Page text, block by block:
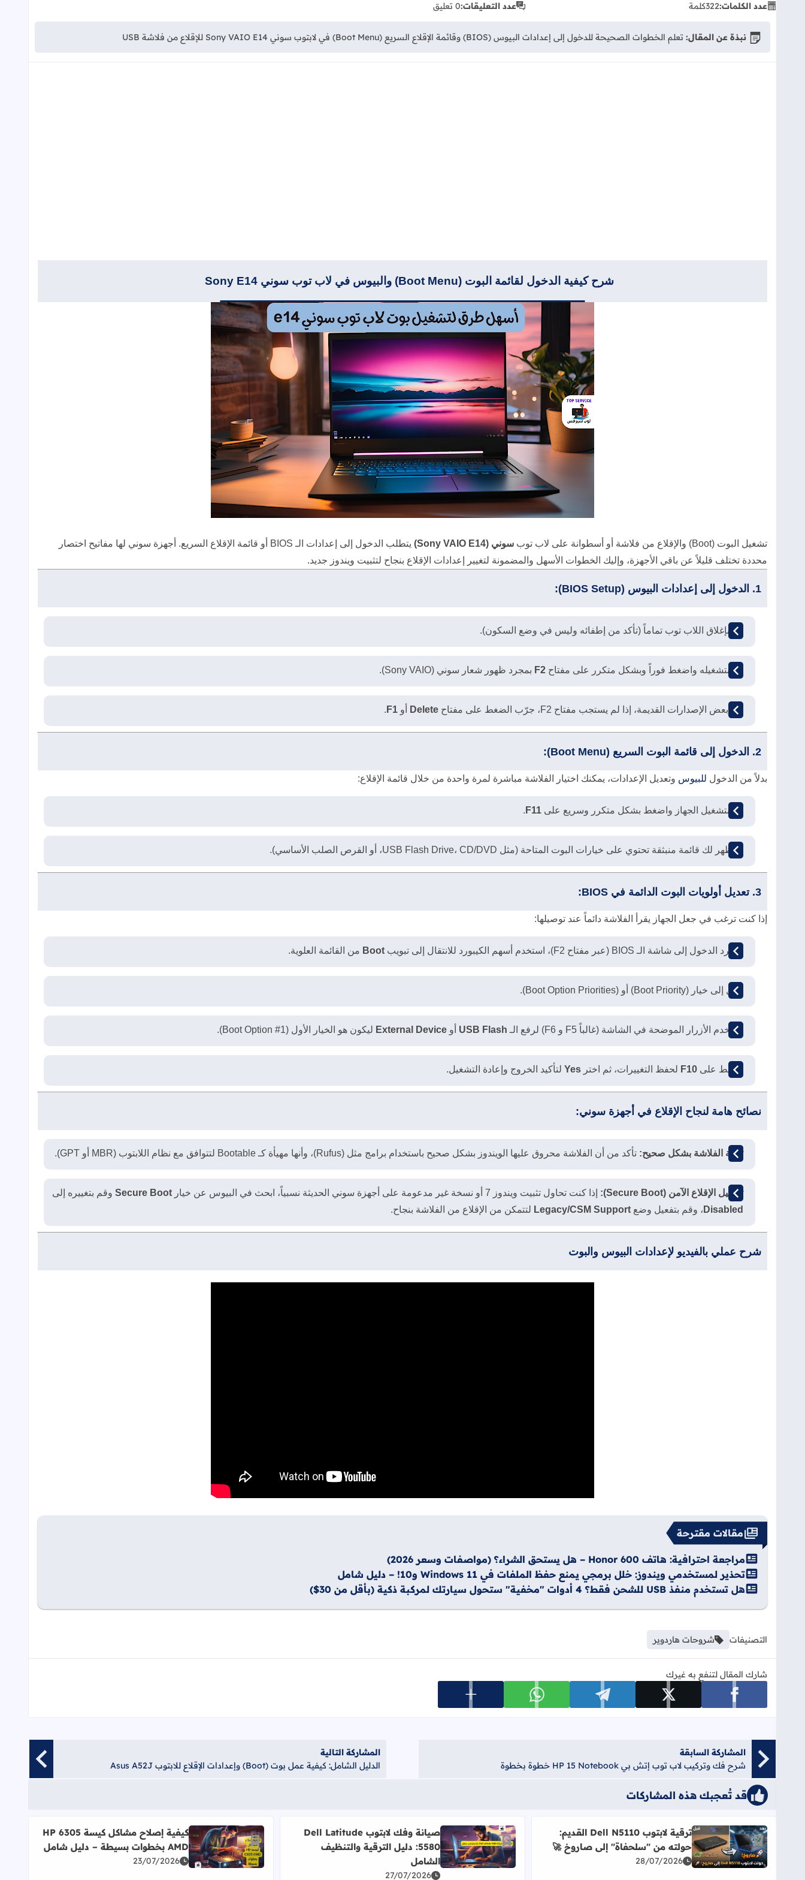
عدد الكلمات:322كلمة عدد التعليقات:0 تعليق
نبذة عن المقال: تعلم الخطوات الصحيحة للدخول إلى إعدادات البيوس (BIOS) وقائمة الإقلاع السريع (Boot Menu) في لابتوب سوني Sony VAIO E14 للإقلاع من فلاشة USB
شرح كيفية الدخول لقائمة البوت (Boot Menu) والبيوس في لاب توب سوني Sony E14
تشغيل البوت (Boot) والإقلاع من فلاشة أو أسطوانة على لاب توب سوني (Sony VAIO E14)
يتطلب الدخول إلى إعدادات الـ BIOS أو قائمة الإقلاع السريع. أجهزة سوني لها مفاتيح اختصار
محددة تختلف قليلاً عن باقي الأجهزة، وإليك الخطوات الأسهل والمضمونة لتغيير إعدادات الإقلاع بنجاح لتثبيت ويندوز جديد.
1. الدخول إلى إعدادات البيوس (BIOS Setup):
قم بإغلاق اللاب توب تماماً (تأكد من إطفائه وليس في وضع السكون).
قم بتشغيله واضغط فوراً وبشكل متكرر على مفتاح F2 بمجرد ظهور شعار سوني (Sony VAIO).
في بعض الإصدارات القديمة، إذا لم يستجب مفتاح F2، جرّب الضغط على مفتاح Delete أو F1
.
2. الدخول إلى قائمة البوت السريع (Boot Menu):
بدلاً من الدخول للبيوس وتعديل الإعدادات، يمكنك اختيار الفلاشة مباشرة لمرة واحدة من خلال قائمة الإقلاع:
قم بتشغيل الجهاز واضغط بشكل متكرر وسريع على F11
.
ستظهر لك قائمة منبثقة تحتوي على خيارات البوت المتاحة (مثل USB Flash Drive، CD/DVD، أو القرص الصلب الأساسي).
3. تعديل أولويات البوت الدائمة في BIOS:
إذا كنت ترغب في جعل الجهاز يقرأ الفلاشة دائماً عند توصيلها:
بمجرد الدخول إلى شاشة الـ BIOS (عبر مفتاح F2)، استخدم أسهم الكيبورد للانتقال إلى تبويب Boot من القائمة العلوية.
انزل إلى خيار (Boot Priority) أو (Boot Option Priorities).
استخدم الأزرار الموضحة في الشاشة (غالباً F5 و F6) لرفع الـ USB Flash أو External Device ليكون هو الخيار الأول (Boot Option #1).
اضغط على F10 لحفظ التغييرات، ثم اختر Yes لتأكيد الخروج وإعادة التشغيل.
نصائح هامة لنجاح الإقلاع في أجهزة سوني:
تهيئة الفلاشة بشكل صحيح: تأكد من أن الفلاشة محروق عليها الويندوز بشكل صحيح باستخدام برامج مثل (Rufus)، وأنها مهيأة كـ Bootable لتتوافق مع نظام اللابتوب (MBR أو GPT).
تعطيل الإقلاع الآمن (Secure Boot): إذا كنت تحاول تثبيت ويندوز 7 أو نسخة غير مدعومة على أجهزة سوني الحديثة نسبياً، ابحث في البيوس عن خيار Secure Boot وقم بتغييره إلى
Disabled ، وقم بتفعيل وضع Legacy/CSM Support لتتمكن من الإقلاع من الفلاشة بنجاح.
شرح عملي بالفيديو لإعدادات البيوس والبوت
مقالات مقترحة
مراجعة احترافية: هاتف Honor 600 – هل يستحق الشراء؟ (مواصفات وسعر 2026)
تحذير لمستخدمي ويندوز: خلل برمجي يمنع حفظ الملفات في Windows 11 و10! – دليل شامل
هل تستخدم منفذ USB للشحن فقط؟ 4 أدوات "مخفية" ستحول سيارتك لمركبة ذكية (بأقل من 30$)
التصنيفات شروحات هاردوير
شارك المقال لتنفع به غيرك
شارك على facebook شارك على x شارك على telegram شارك على whatsapp عرض المزيد من خيارات المشاركة
المشاركة السابقة
شرح فك وتركيب لاب توب إتش بي HP 15 Notebook خطوة بخطوة
المشاركة التالية
الدليل الشامل: كيفية عمل بوت (Boot) وإعدادات الإقلاع للابتوب Asus A52J
قد تُعجبك هذه المشاركات
أضف إلى العلامات المرجعية
اقرأ المزيد عن ترقية لابتوب Dell N5110 القديم: حولته من "سلحفاة" إلى صاروخ 🚀
ترقية لابتوب Dell N5110 القديم:
حولته من "سلحفاة" إلى صاروخ 🚀
28/07/2026
أضف إلى العلامات المرجعية
اقرأ المزيد عن صيانة وفك لابتوب Dell Latitude 5580: دليل الترقية والتنظيف الشامل
صيانة وفك لابتوب Dell Latitude
5580: دليل الترقية والتنظيف
الشامل
27/07/2026
أضف إلى العلامات المرجعية
اقرأ المزيد عن كيفية إصلاح مشاكل كيسة HP 6305 AMD بخطوات بسيطة – دليل شامل
كيفية إصلاح مشاكل كيسة HP 6305
AMD بخطوات بسيطة – دليل شامل
23/07/2026